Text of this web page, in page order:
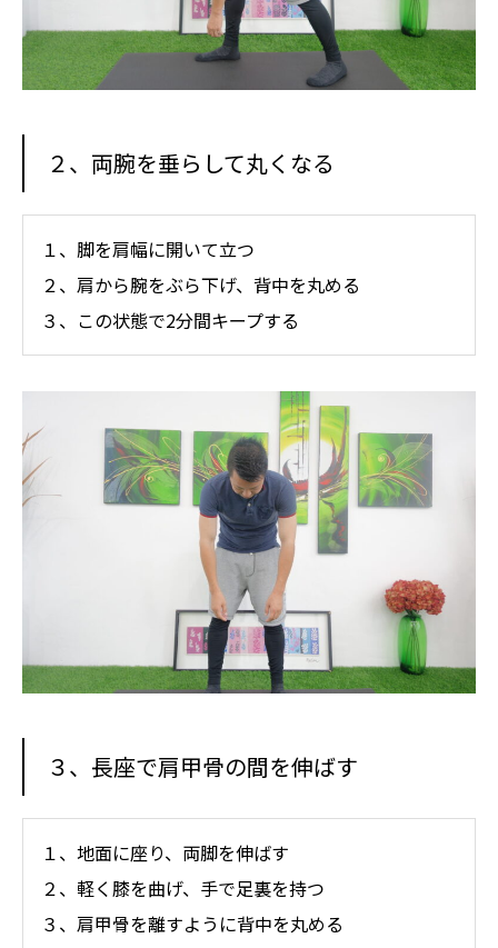
２、両腕を垂らして丸くなる
１、脚を肩幅に開いて立つ
２、肩から腕をぶら下げ、背中を丸める
３、この状態で2分間キープする
３、長座で肩甲骨の間を伸ばす
１、地面に座り、両脚を伸ばす
２、軽く膝を曲げ、手で足裏を持つ
３、肩甲骨を離すように背中を丸める